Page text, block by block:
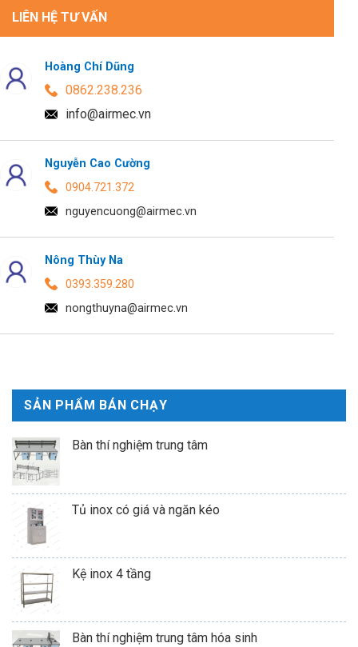
LIÊN HỆ TƯ VẤN
Hoàng Chí Dũng
0862.238.236
info@airmec.vn
Nguyễn Cao Cường
0904.721.372
nguyencuong@airmec.vn
Nông Thùy Na
0393.359.280
nongthuyna@airmec.vn
SẢN PHẨM BÁN CHẠY
Bàn thí nghiệm trung tâm
Tủ inox có giá và ngăn kéo
Kệ inox 4 tầng
Bàn thí nghiệm trung tâm hóa sinh